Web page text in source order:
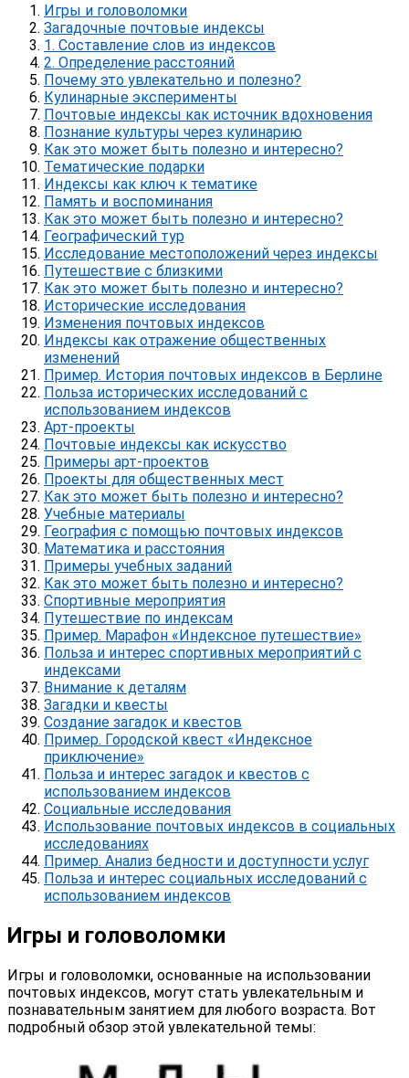
Игры и головоломки
Загадочные почтовые индексы
1. Составление слов из индексов
2. Определение расстояний
Почему это увлекательно и полезно?
Кулинарные эксперименты
Почтовые индексы как источник вдохновения
Познание культуры через кулинарию
Как это может быть полезно и интересно?
Тематические подарки
Индексы как ключ к тематике
Память и воспоминания
Как это может быть полезно и интересно?
Географический тур
Исследование местоположений через индексы
Путешествие с близкими
Как это может быть полезно и интересно?
Исторические исследования
Изменения почтовых индексов
Индексы как отражение общественных
изменений
Пример. История почтовых индексов в Берлине
Польза исторических исследований с
использованием индексов
Арт-проекты
Почтовые индексы как искусство
Примеры арт-проектов
Проекты для общественных мест
Как это может быть полезно и интересно?
Учебные материалы
География с помощью почтовых индексов
Математика и расстояния
Примеры учебных заданий
Как это может быть полезно и интересно?
Спортивные мероприятия
Путешествие по индексам
Пример. Марафон «Индексное путешествие»
Польза и интерес спортивных мероприятий с
индексами
Внимание к деталям
Загадки и квесты
Создание загадок и квестов
Пример. Городской квест «Индексное
приключение»
Польза и интерес загадок и квестов с
использованием индексов
Социальные исследования
Использование почтовых индексов в социальных
исследованиях
Пример. Анализ бедности и доступности услуг
Польза и интерес социальных исследований с
использованием индексов
Игры и головоломки
Игры и головоломки, основанные на использовании
почтовых индексов, могут стать увлекательным и
познавательным занятием для любого возраста. Вот
подробный обзор этой увлекательной темы: